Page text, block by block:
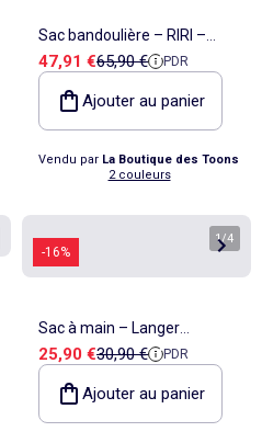
Sac bandoulière – RIRI –
Kipling
Prix de vente
47,91 €Prix de référence
65,90 € PDR
Ajouter au panier
Vendu par La Boutique des Toons
2 couleurs
-16%
1/4
Sac à main – Langer
Kidzroom Care Loveable –
CMP
Prix de vente
25,90 €Prix de référence
30,90 € PDR
Ajouter au panier